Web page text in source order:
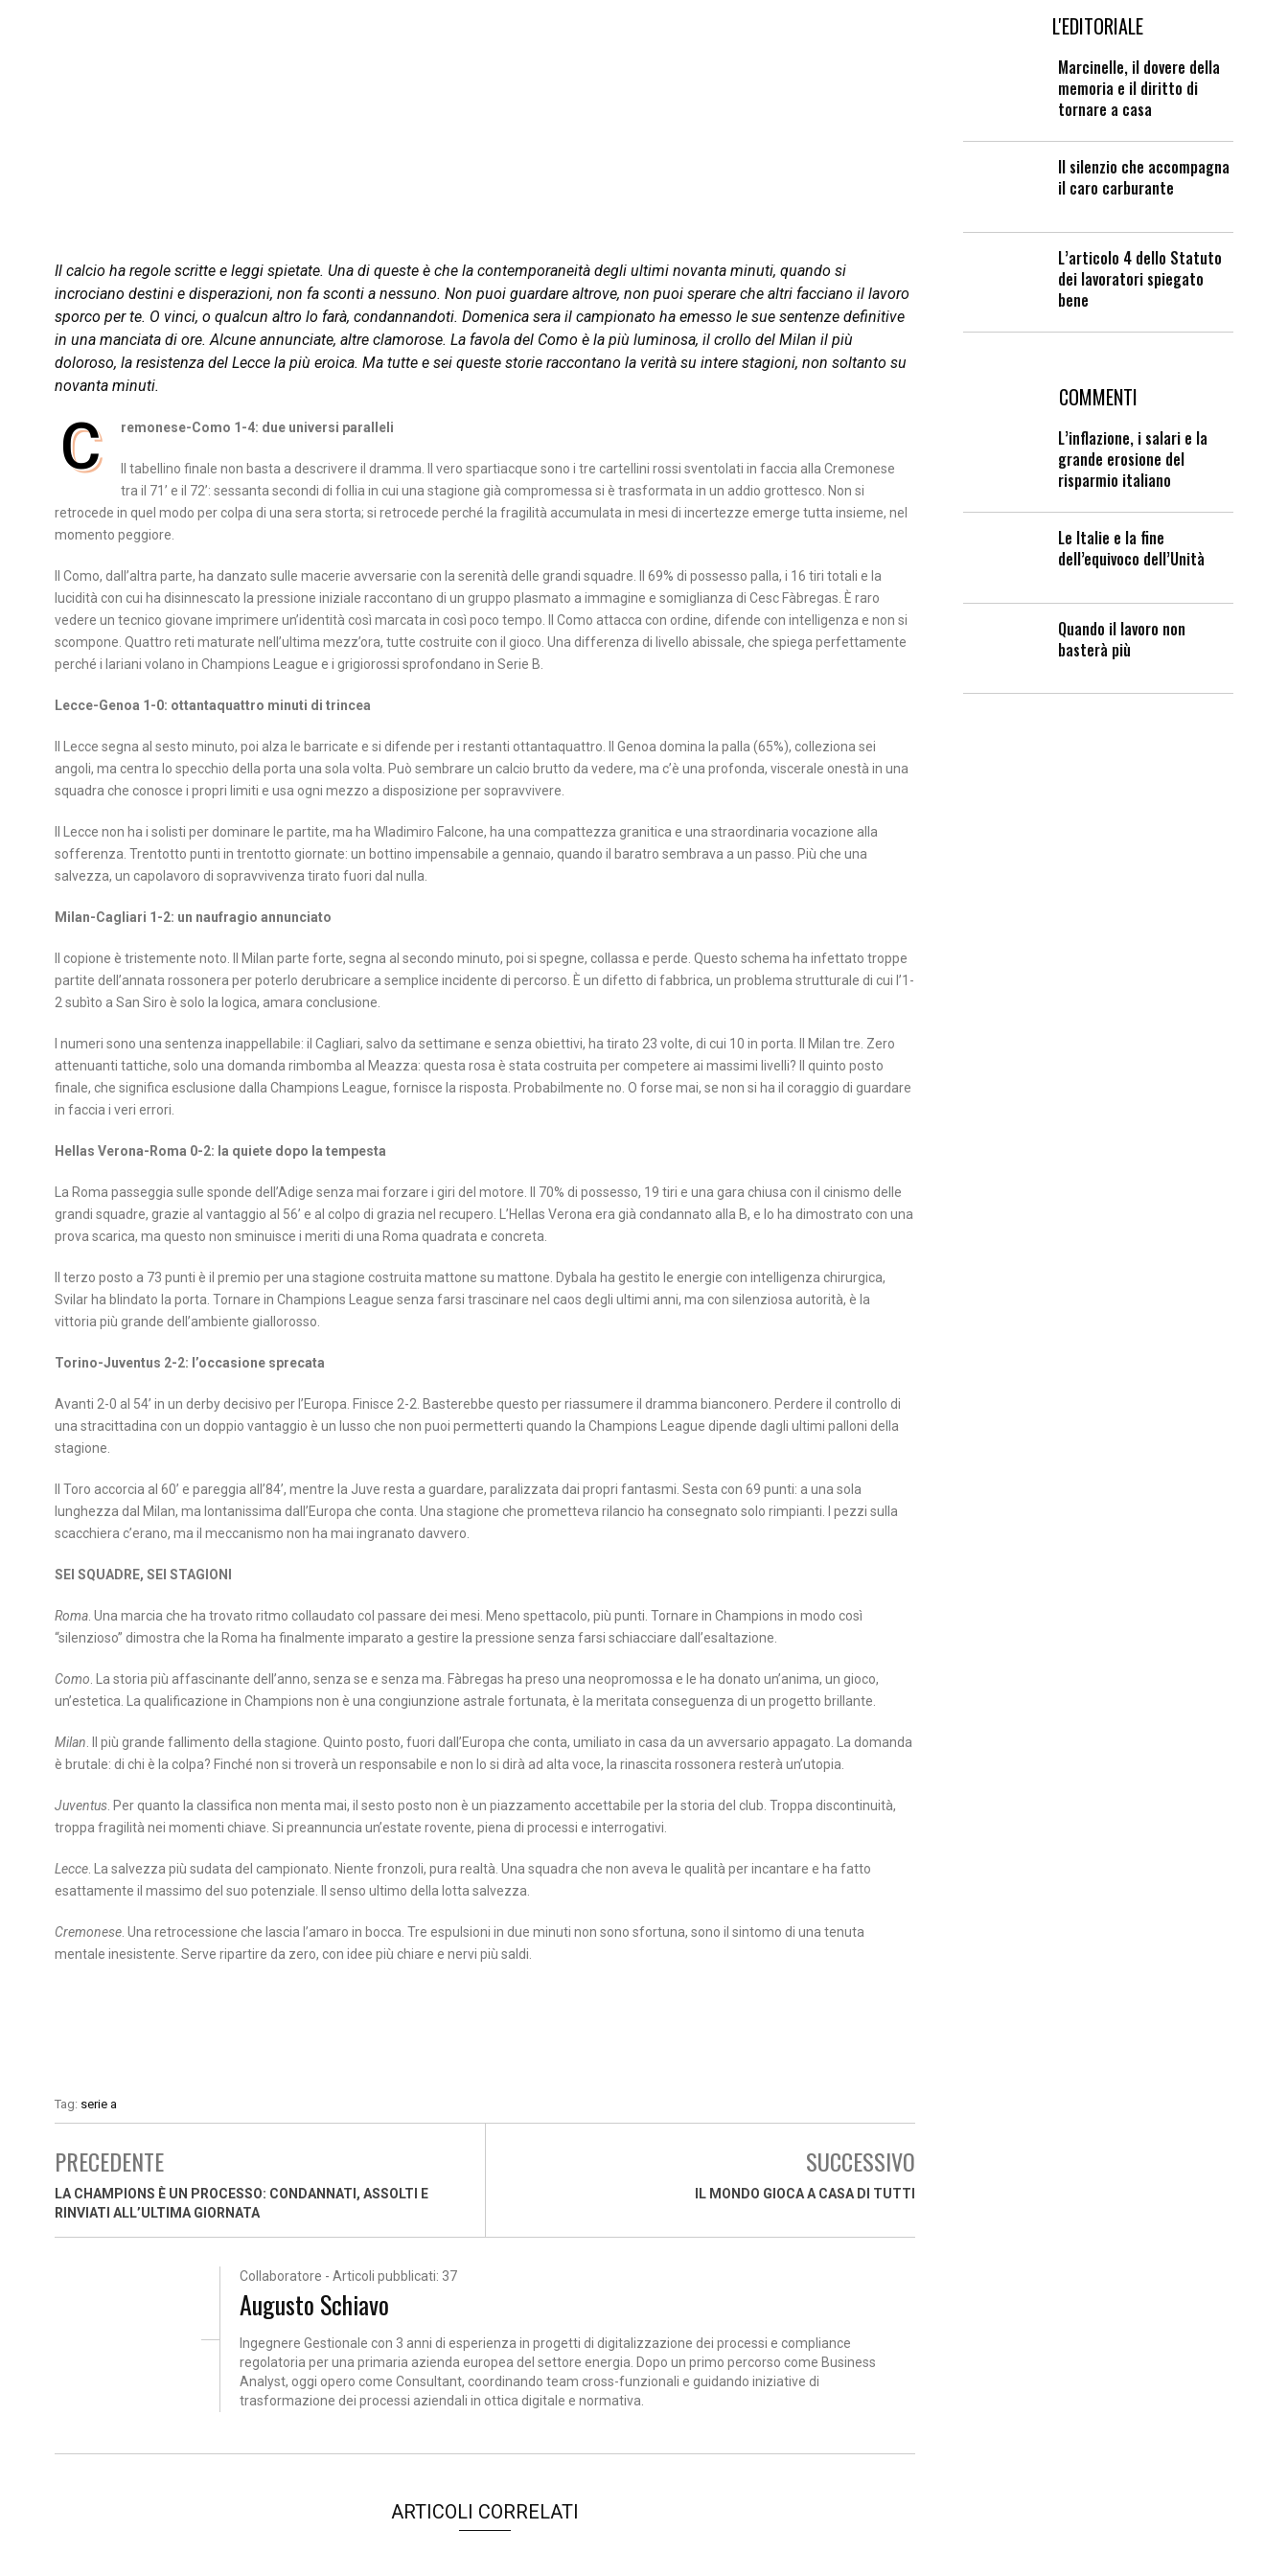
Il calcio ha regole scritte e leggi spietate. Una di queste è che la contemporaneità degli ultimi novanta minuti, quando si
incrociano destini e disperazioni, non fa sconti a nessuno. Non puoi guardare altrove, non puoi sperare che altri facciano il lavoro
sporco per te. O vinci, o qualcun altro lo farà, condannandoti. Domenica sera il campionato ha emesso le sue sentenze definitive
in una manciata di ore. Alcune annunciate, altre clamorose. La favola del Como è la più luminosa, il crollo del Milan il più
doloroso, la resistenza del Lecce la più eroica. Ma tutte e sei queste storie raccontano la verità su intere stagioni, non soltanto su
novanta minuti.
C remonese-Como 1-4: due universi paralleli
Il tabellino finale non basta a descrivere il dramma. Il vero spartiacque sono i tre cartellini rossi sventolati in faccia alla Cremonese
tra il 71’ e il 72’: sessanta secondi di follia in cui una stagione già compromessa si è trasformata in un addio grottesco. Non si
retrocede in quel modo per colpa di una sera storta; si retrocede perché la fragilità accumulata in mesi di incertezze emerge tutta insieme, nel
momento peggiore.
Il Como, dall’altra parte, ha danzato sulle macerie avversarie con la serenità delle grandi squadre. Il 69% di possesso palla, i 16 tiri totali e la
lucidità con cui ha disinnescato la pressione iniziale raccontano di un gruppo plasmato a immagine e somiglianza di Cesc Fàbregas. È raro
vedere un tecnico giovane imprimere un’identità così marcata in così poco tempo. Il Como attacca con ordine, difende con intelligenza e non si
scompone. Quattro reti maturate nell’ultima mezz’ora, tutte costruite con il gioco. Una differenza di livello abissale, che spiega perfettamente
perché i lariani volano in Champions League e i grigiorossi sprofondano in Serie B.
Lecce-Genoa 1-0: ottantaquattro minuti di trincea
Il Lecce segna al sesto minuto, poi alza le barricate e si difende per i restanti ottantaquattro. Il Genoa domina la palla (65%), colleziona sei
angoli, ma centra lo specchio della porta una sola volta. Può sembrare un calcio brutto da vedere, ma c’è una profonda, viscerale onestà in una
squadra che conosce i propri limiti e usa ogni mezzo a disposizione per sopravvivere.
Il Lecce non ha i solisti per dominare le partite, ma ha Wladimiro Falcone, ha una compattezza granitica e una straordinaria vocazione alla
sofferenza. Trentotto punti in trentotto giornate: un bottino impensabile a gennaio, quando il baratro sembrava a un passo. Più che una
salvezza, un capolavoro di sopravvivenza tirato fuori dal nulla.
Milan-Cagliari 1-2: un naufragio annunciato
Il copione è tristemente noto. Il Milan parte forte, segna al secondo minuto, poi si spegne, collassa e perde. Questo schema ha infettato troppe
partite dell’annata rossonera per poterlo derubricare a semplice incidente di percorso. È un difetto di fabbrica, un problema strutturale di cui l’1-
2 subìto a San Siro è solo la logica, amara conclusione.
I numeri sono una sentenza inappellabile: il Cagliari, salvo da settimane e senza obiettivi, ha tirato 23 volte, di cui 10 in porta. Il Milan tre. Zero
attenuanti tattiche, solo una domanda rimbomba al Meazza: questa rosa è stata costruita per competere ai massimi livelli? Il quinto posto
finale, che significa esclusione dalla Champions League, fornisce la risposta. Probabilmente no. O forse mai, se non si ha il coraggio di guardare
in faccia i veri errori.
Hellas Verona-Roma 0-2: la quiete dopo la tempesta
La Roma passeggia sulle sponde dell’Adige senza mai forzare i giri del motore. Il 70% di possesso, 19 tiri e una gara chiusa con il cinismo delle
grandi squadre, grazie al vantaggio al 56’ e al colpo di grazia nel recupero. L’Hellas Verona era già condannato alla B, e lo ha dimostrato con una
prova scarica, ma questo non sminuisce i meriti di una Roma quadrata e concreta.
Il terzo posto a 73 punti è il premio per una stagione costruita mattone su mattone. Dybala ha gestito le energie con intelligenza chirurgica,
Svilar ha blindato la porta. Tornare in Champions League senza farsi trascinare nel caos degli ultimi anni, ma con silenziosa autorità, è la
vittoria più grande dell’ambiente giallorosso.
Torino-Juventus 2-2: l’occasione sprecata
Avanti 2-0 al 54’ in un derby decisivo per l’Europa. Finisce 2-2. Basterebbe questo per riassumere il dramma bianconero. Perdere il controllo di
una stracittadina con un doppio vantaggio è un lusso che non puoi permetterti quando la Champions League dipende dagli ultimi palloni della
stagione.
Il Toro accorcia al 60’ e pareggia all’84’, mentre la Juve resta a guardare, paralizzata dai propri fantasmi. Sesta con 69 punti: a una sola
lunghezza dal Milan, ma lontanissima dall’Europa che conta. Una stagione che prometteva rilancio ha consegnato solo rimpianti. I pezzi sulla
scacchiera c’erano, ma il meccanismo non ha mai ingranato davvero.
SEI SQUADRE, SEI STAGIONI
Roma . Una marcia che ha trovato ritmo collaudato col passare dei mesi. Meno spettacolo, più punti. Tornare in Champions in modo così
“silenzioso” dimostra che la Roma ha finalmente imparato a gestire la pressione senza farsi schiacciare dall’esaltazione.
Como . La storia più affascinante dell’anno, senza se e senza ma. Fàbregas ha preso una neopromossa e le ha donato un’anima, un gioco,
un’estetica. La qualificazione in Champions non è una congiunzione astrale fortunata, è la meritata conseguenza di un progetto brillante.
Milan . Il più grande fallimento della stagione. Quinto posto, fuori dall’Europa che conta, umiliato in casa da un avversario appagato. La domanda
è brutale: di chi è la colpa? Finché non si troverà un responsabile e non lo si dirà ad alta voce, la rinascita rossonera resterà un’utopia.
Juventus . Per quanto la classifica non menta mai, il sesto posto non è un piazzamento accettabile per la storia del club. Troppa discontinuità,
troppa fragilità nei momenti chiave. Si preannuncia un’estate rovente, piena di processi e interrogativi.
Lecce . La salvezza più sudata del campionato. Niente fronzoli, pura realtà. Una squadra che non aveva le qualità per incantare e ha fatto
esattamente il massimo del suo potenziale. Il senso ultimo della lotta salvezza.
Cremonese . Una retrocessione che lascia l’amaro in bocca. Tre espulsioni in due minuti non sono sfortuna, sono il sintomo di una tenuta
mentale inesistente. Serve ripartire da zero, con idee più chiare e nervi più saldi.
Tag: serie a
PRECEDENTE
LA CHAMPIONS È UN PROCESSO: CONDANNATI, ASSOLTI E
RINVIATI ALL’ULTIMA GIORNATA
SUCCESSIVO
IL MONDO GIOCA A CASA DI TUTTI
Collaboratore - Articoli pubblicati: 37
Augusto Schiavo
Ingegnere Gestionale con 3 anni di esperienza in progetti di digitalizzazione dei processi e compliance
regolatoria per una primaria azienda europea del settore energia. Dopo un primo percorso come Business
Analyst, oggi opero come Consultant, coordinando team cross-funzionali e guidando iniziative di
trasformazione dei processi aziendali in ottica digitale e normativa.
ARTICOLI CORRELATI
L'EDITORIALE
Marcinelle, il dovere della
memoria e il diritto di
tornare a casa
Il silenzio che accompagna
il caro carburante
L’articolo 4 dello Statuto
dei lavoratori spiegato
bene
COMMENTI
L’inflazione, i salari e la
grande erosione del
risparmio italiano
Le Italie e la fine
dell’equivoco dell’Unità
Quando il lavoro non
basterà più